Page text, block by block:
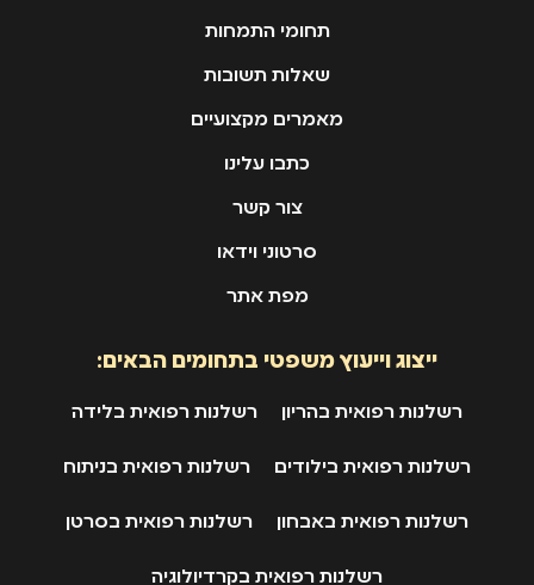
תחומי התמחות
שאלות תשובות
מאמרים מקצועיים
כתבו עלינו
צור קשר
סרטוני וידאו
מפת אתר
ייצוג וייעוץ משפטי בתחומים הבאים:
רשלנות רפואית בהריון רשלנות רפואית בלידה
רשלנות רפואית בילודים רשלנות רפואית בניתוח
רשלנות רפואית באבחון רשלנות רפואית בסרטן
רשלנות רפואית בקרדיולוגיה